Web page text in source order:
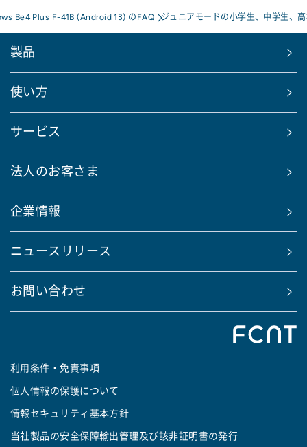
Be4 Plus F-41B (Android 13) のFAQ ジュニアモードの小学生、中学生、
製品
使い方
サービス
法人のお客さま
企業情報
ニュースリリース
お問い合わせ
利用条件・免責事項
個人情報の保護について
情報セキュリティ基本方針
当社製品の安全保障輸出管理及び該非証明書の発行